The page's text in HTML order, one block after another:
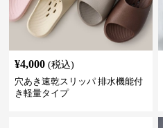
¥4,000 (税込)
穴あき速乾スリッパ 排水機能付
き軽量タイプ